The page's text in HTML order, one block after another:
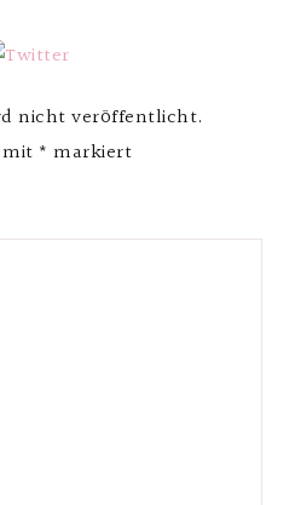
nicht veröffentlicht.
* markiert